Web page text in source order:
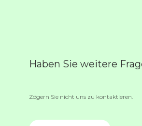
Haben Sie weitere
Zögern Sie nicht uns zu kontaktieren.